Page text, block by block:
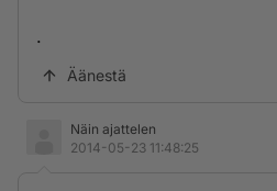
.
Äänestä
Näin ajattelen
2014-05-23 11:48:25